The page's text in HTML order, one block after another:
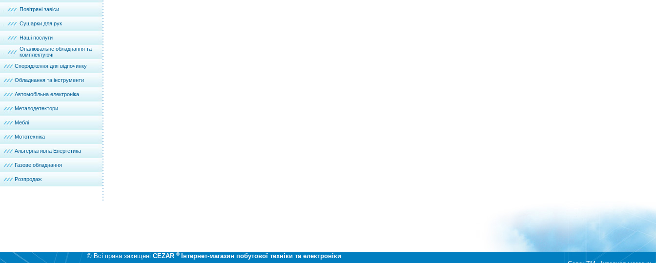
Повітряні завіси
Сушарки для рук
Наші послуги
Опалювальне обладнання та
комплектуючі
Спорядження для відпочинку
Обладнання та інструменти
Автомобільна електроніка
Металодетектори
Меблі
Мототехніка
Альтернативна Енергетика
Газове обладнання
Розпродаж
© Всі права захищені CEZAR ® Інтернет-магазин побутової техніки та електроніки